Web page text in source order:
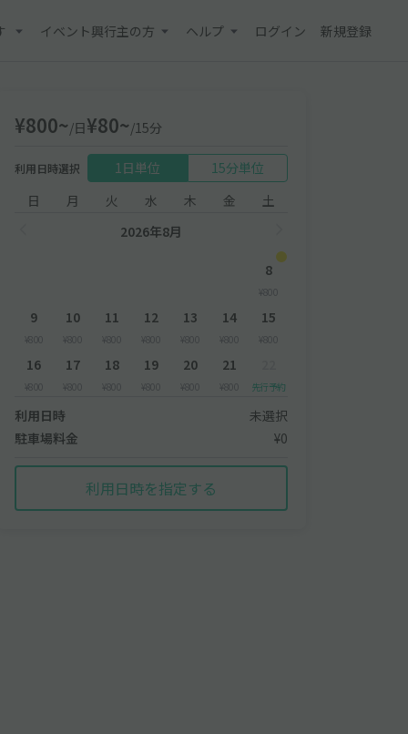
イベント興行主の方 ヘルプ ログイン 新規登録
¥800~/日¥80~/15分
利用日時選択 1日単位
15分単位
日
月 火 水 木 金
土
2026年8月
8
¥800
9
¥800
10
¥800
11
¥800
12
¥800
13
¥800
14
¥800
15
¥800
16
¥800
17
¥800
18
¥800
19
¥800
20
¥800
21
¥800 先行予約
利用日時
未選択
駐車場料金
¥0
利用日時を指定する